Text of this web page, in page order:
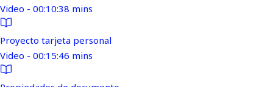
Video - 00:10:38 mins
Proyecto tarjeta personal
Video - 00:15:46 mins